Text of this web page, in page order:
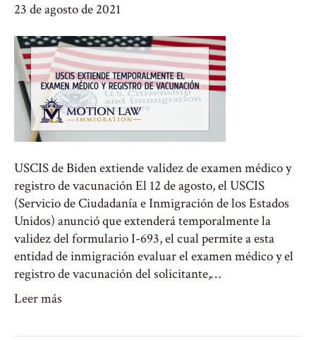
23 de agosto de 2021
USCIS de Biden extiende validez de examen médico y
registro de vacunación El 12 de agosto, el USCIS
(Servicio de Ciudadanía e Inmigración de los Estados
Unidos) anunció que extenderá temporalmente la
validez del formulario I-693, el cual permite a esta
entidad de inmigración evaluar el examen médico y el
registro de vacunación del solicitante,…
Leer más